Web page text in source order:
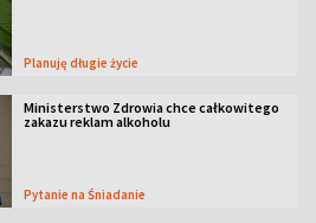
Planuję długie życie
Ministerstwo Zdrowia chce całkowitego
zakazu reklam alkoholu
Pytanie na Śniadanie